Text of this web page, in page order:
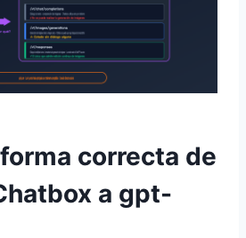
correcta de
a gpt-